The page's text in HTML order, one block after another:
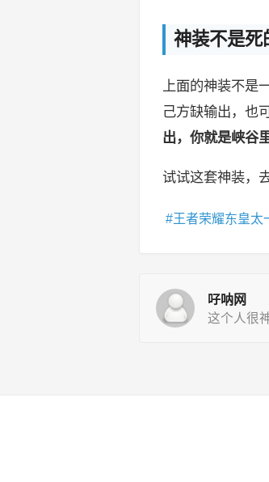
神装不是死
上面的神装不是
己方缺输出，也
出，你就是峡谷
试试这套神装，
王者荣耀东皇太
吇呐网
这个人很